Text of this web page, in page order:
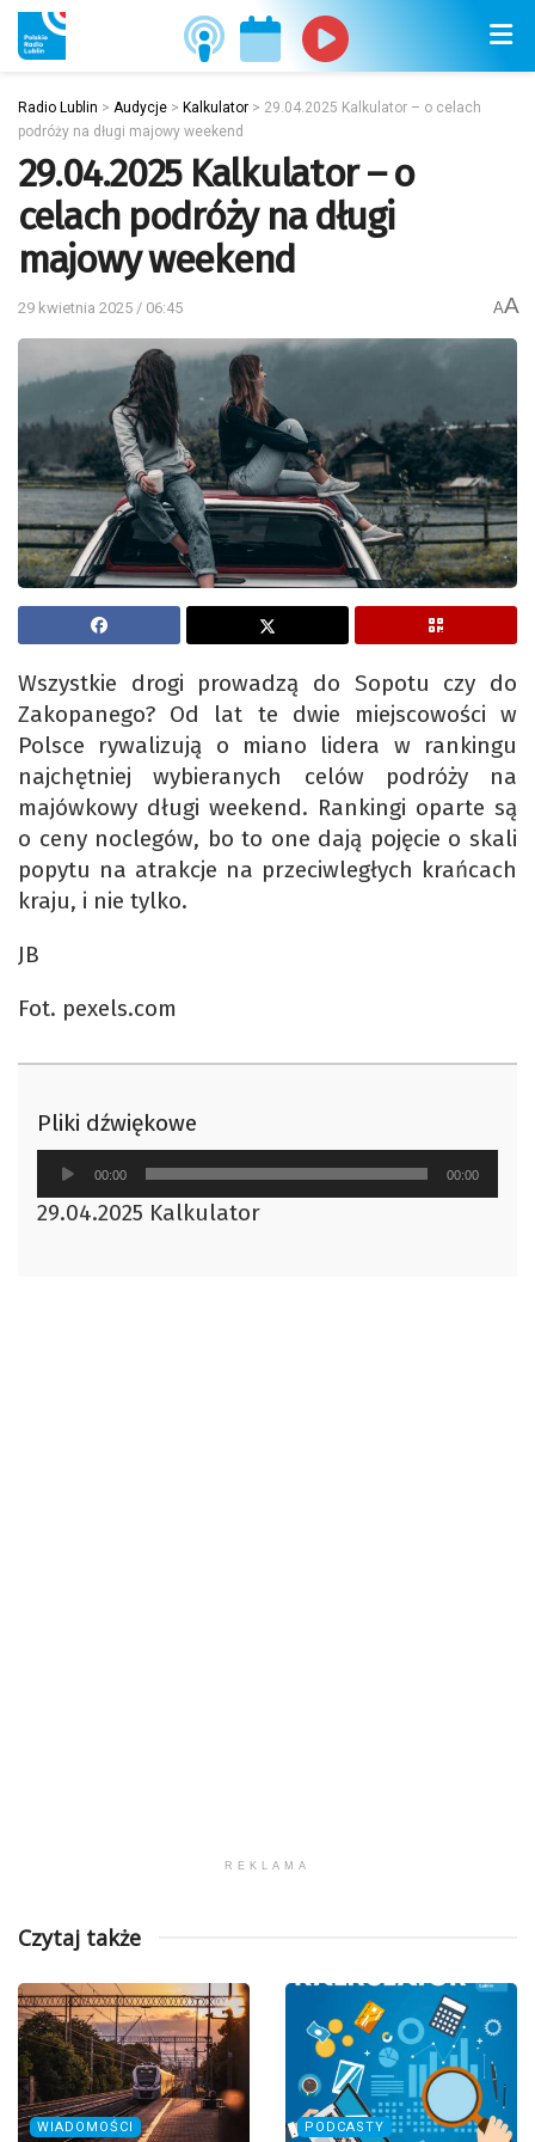
Radio Lublin > Audycje > Kalkulator > 29.04.2025 Kalkulator – o celach
podróży na długi majowy weekend
29.04.2025 Kalkulator – o
celach podróży na długi
majowy weekend
29 kwietnia 2025 / 06:45 AA
Wszystkie drogi prowadzą do Sopotu czy do
Zakopanego? Od lat te dwie miejscowości w
Polsce rywalizują o miano lidera w rankingu
najchętniej wybieranych celów podróży na
majówkowy długi weekend. Rankingi oparte są
o ceny noclegów, bo to one dają pojęcie o skali
popytu na atrakcje na przeciwległych krańcach
kraju, i nie tylko.
JB
Fot. pexels.com
Pliki dźwiękowe
Odtwarzacz
plików
dźwiękowych
00:00 00:00
29.04.2025 Kalkulator
REKLAMA
Czytaj także
WIADOMOŚCI PODCASTY